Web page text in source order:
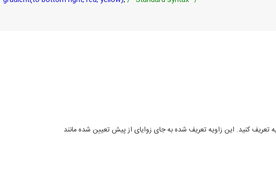
تعریف کنید. این زاویه تعریف شده به جای زوایای از پیش تعیین شده مانند